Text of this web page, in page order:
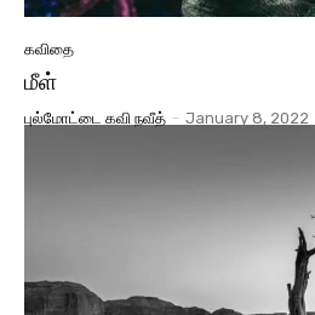
கவிதை
மீள்
புல்மோட்டை கவி நவீத் - January 8, 2022